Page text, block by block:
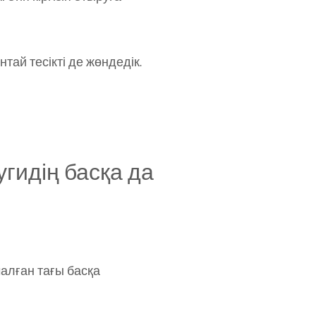
тесікті де жөндедік.
басқа да
тағы басқа